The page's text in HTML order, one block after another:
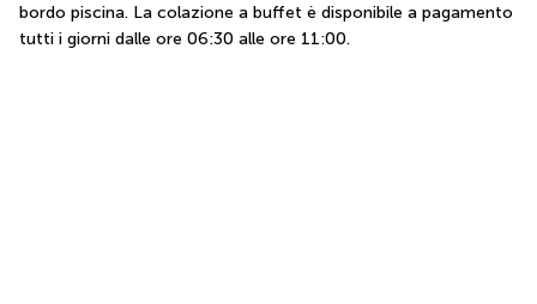
bordo piscina. La colazione a buffet è disponibile a pagamento
tutti i giorni dalle ore 06:30 alle ore 11:00.